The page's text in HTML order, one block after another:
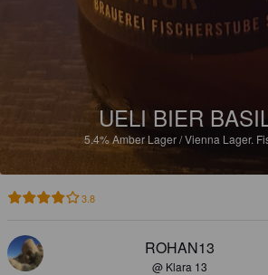
UELI BIER
5.4%Amber Lager / Vienna Lager.
3.8
ROHAN13
@ Klara 13